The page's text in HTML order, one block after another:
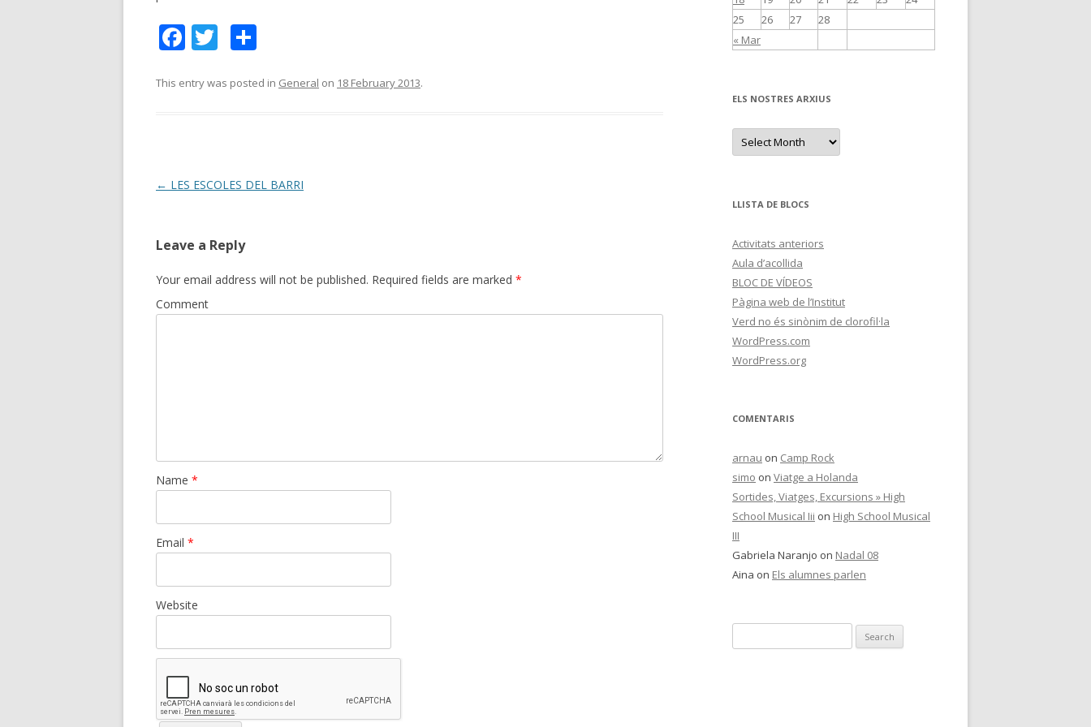
F
e
k
T
itt ar
This entry was posted in General on 18 February 2013.
Post
← LES ESCOLES DEL BARRI
Leave a Reply
Your email address will not be published. Required fields are marked *
Comment
Name *
Email *
Website
« Mar
25
26 27 28
ELS NOSTRES ARXIUS
E
s
t
r
a
r
x
i
u
s
LLISTA DE BLOCS
Activitats anteriors
Aula d’acollida
BLOC DE VÍDEOS
Pàgina web de l’Institut
Verd no és sinònim de clorofil·la
WordPress.com
WordPress.org
COMENTARIS
arnau on Camp Rock
simo on Viatge a Holanda
Sortides, Viatges, Excursions » High
School Musical Iii on High School Musical
III
Gabriela Naranjo on Nadal 08
Aina on Els alumnes parlen
e